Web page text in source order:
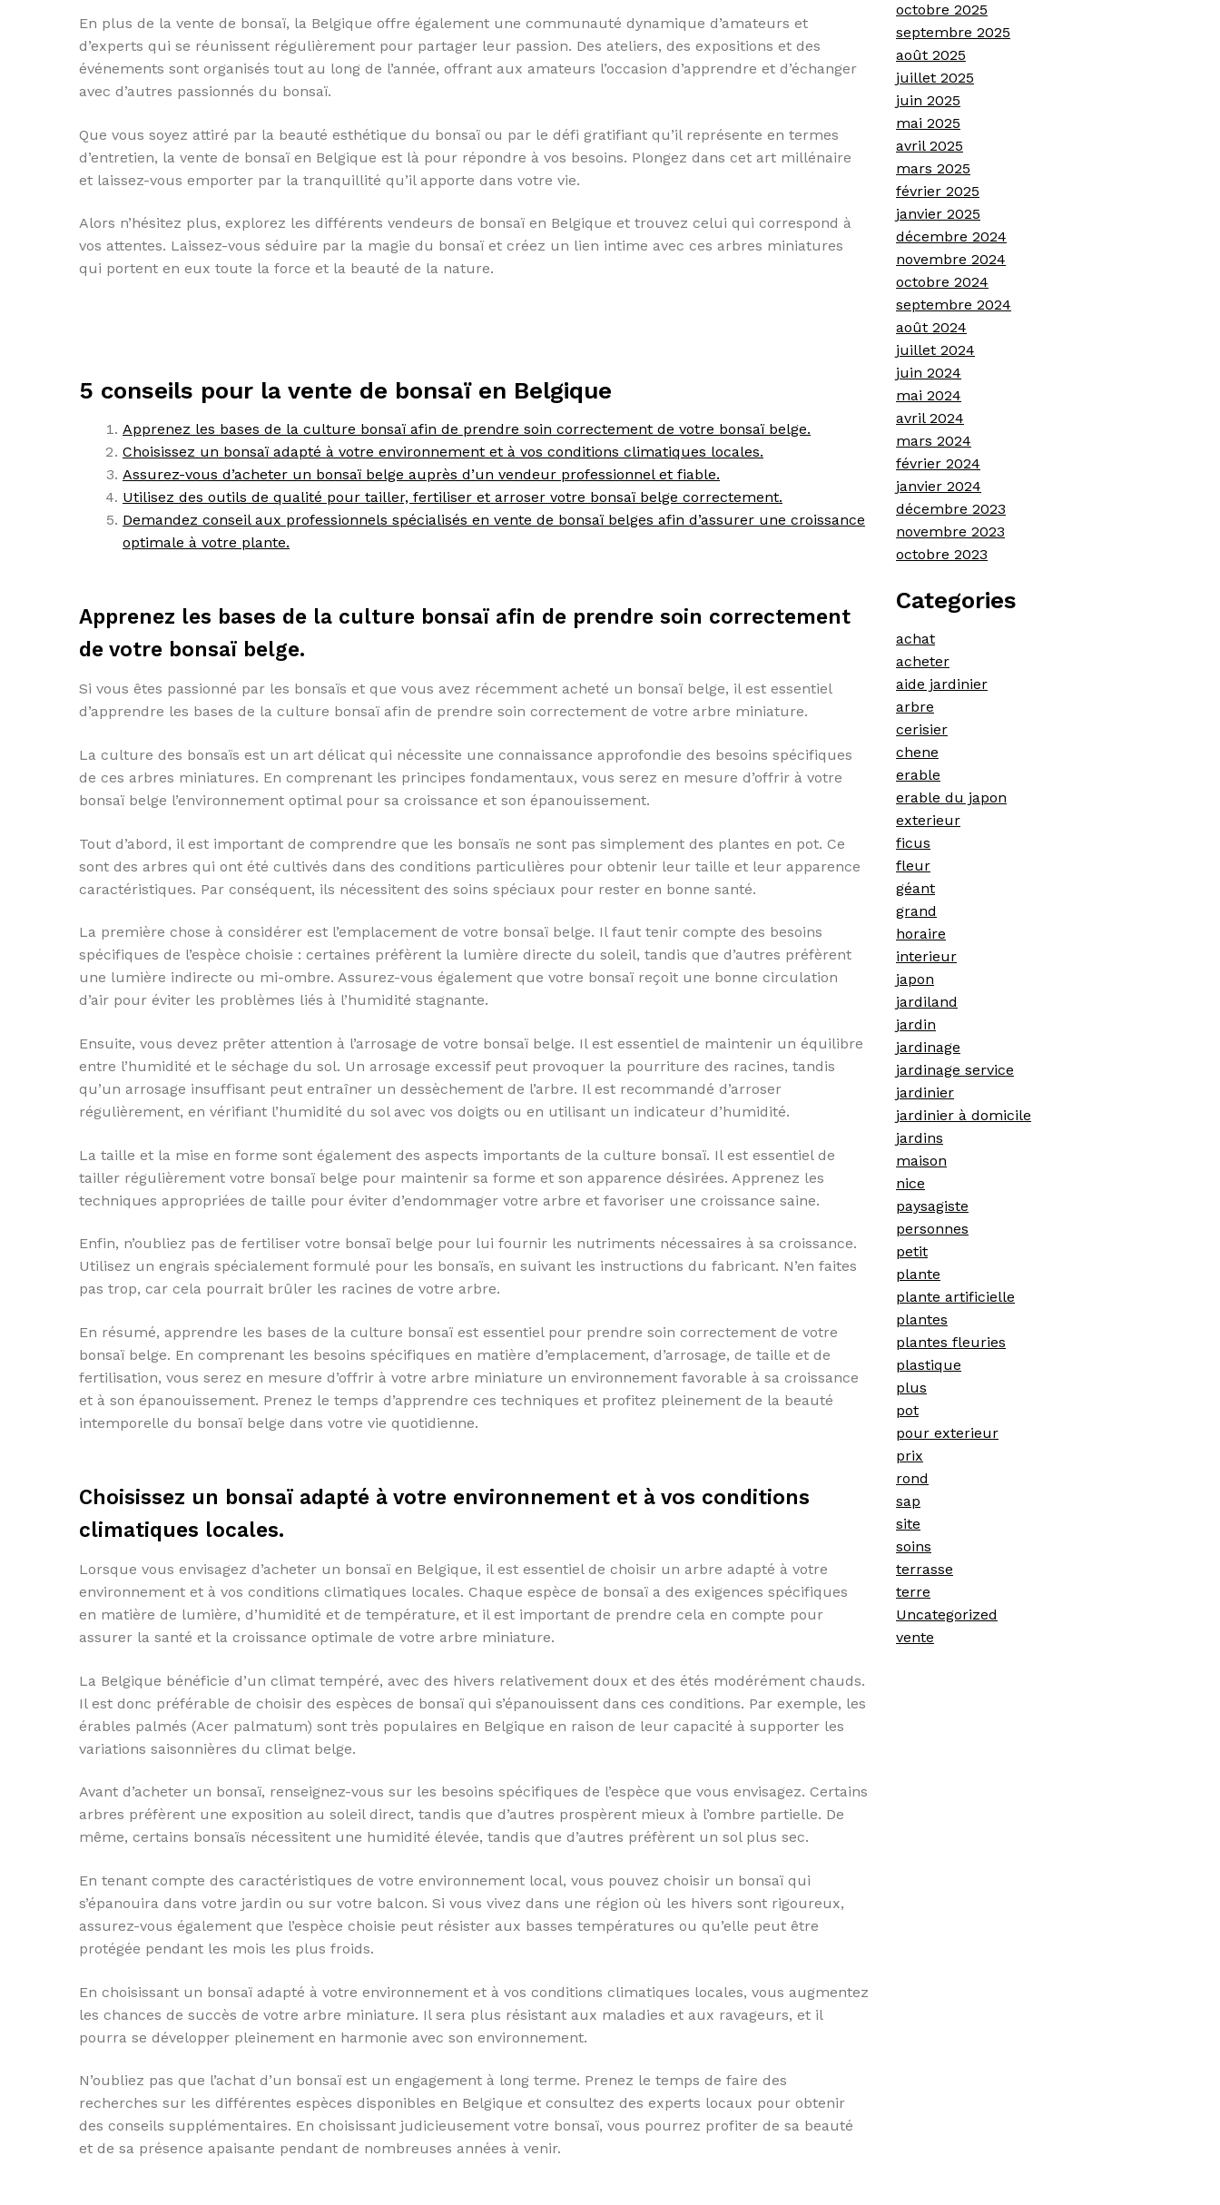
En plus de la vente de bonsaï, la Belgique offre également une communauté dynamique d’amateurs et
d’experts qui se réunissent régulièrement pour partager leur passion. Des ateliers, des expositions et des
événements sont organisés tout au long de l’année, offrant aux amateurs l’occasion d’apprendre et d’échanger
avec d’autres passionnés du bonsaï.
Que vous soyez attiré par la beauté esthétique du bonsaï ou par le défi gratifiant qu’il représente en termes
d’entretien, la vente de bonsaï en Belgique est là pour répondre à vos besoins. Plongez dans cet art millénaire
et laissez-vous emporter par la tranquillité qu’il apporte dans votre vie.
Alors n’hésitez plus, explorez les différents vendeurs de bonsaï en Belgique et trouvez celui qui correspond à
vos attentes. Laissez-vous séduire par la magie du bonsaï et créez un lien intime avec ces arbres miniatures
qui portent en eux toute la force et la beauté de la nature.
5 conseils pour la vente de bonsaï en Belgique
Apprenez les bases de la culture bonsaï afin de prendre soin correctement de votre bonsaï belge.
Choisissez un bonsaï adapté à votre environnement et à vos conditions climatiques locales.
Assurez-vous d’acheter un bonsaï belge auprès d’un vendeur professionnel et fiable.
Utilisez des outils de qualité pour tailler, fertiliser et arroser votre bonsaï belge correctement.
Demandez conseil aux professionnels spécialisés en vente de bonsaï belges afin d’assurer une croissance
optimale à votre plante.
Apprenez les bases de la culture bonsaï afin de prendre soin correctement
de votre bonsaï belge.
Si vous êtes passionné par les bonsaïs et que vous avez récemment acheté un bonsaï belge, il est essentiel
d’apprendre les bases de la culture bonsaï afin de prendre soin correctement de votre arbre miniature.
La culture des bonsaïs est un art délicat qui nécessite une connaissance approfondie des besoins spécifiques
de ces arbres miniatures. En comprenant les principes fondamentaux, vous serez en mesure d’offrir à votre
bonsaï belge l’environnement optimal pour sa croissance et son épanouissement.
Tout d’abord, il est important de comprendre que les bonsaïs ne sont pas simplement des plantes en pot. Ce
sont des arbres qui ont été cultivés dans des conditions particulières pour obtenir leur taille et leur apparence
caractéristiques. Par conséquent, ils nécessitent des soins spéciaux pour rester en bonne santé.
La première chose à considérer est l’emplacement de votre bonsaï belge. Il faut tenir compte des besoins
spécifiques de l’espèce choisie : certaines préfèrent la lumière directe du soleil, tandis que d’autres préfèrent
une lumière indirecte ou mi-ombre. Assurez-vous également que votre bonsaï reçoit une bonne circulation
d’air pour éviter les problèmes liés à l’humidité stagnante.
Ensuite, vous devez prêter attention à l’arrosage de votre bonsaï belge. Il est essentiel de maintenir un équilibre
entre l’humidité et le séchage du sol. Un arrosage excessif peut provoquer la pourriture des racines, tandis
qu’un arrosage insuffisant peut entraîner un dessèchement de l’arbre. Il est recommandé d’arroser
régulièrement, en vérifiant l’humidité du sol avec vos doigts ou en utilisant un indicateur d’humidité.
La taille et la mise en forme sont également des aspects importants de la culture bonsaï. Il est essentiel de
tailler régulièrement votre bonsaï belge pour maintenir sa forme et son apparence désirées. Apprenez les
techniques appropriées de taille pour éviter d’endommager votre arbre et favoriser une croissance saine.
Enfin, n’oubliez pas de fertiliser votre bonsaï belge pour lui fournir les nutriments nécessaires à sa croissance.
Utilisez un engrais spécialement formulé pour les bonsaïs, en suivant les instructions du fabricant. N’en faites
pas trop, car cela pourrait brûler les racines de votre arbre.
En résumé, apprendre les bases de la culture bonsaï est essentiel pour prendre soin correctement de votre
bonsaï belge. En comprenant les besoins spécifiques en matière d’emplacement, d’arrosage, de taille et de
fertilisation, vous serez en mesure d’offrir à votre arbre miniature un environnement favorable à sa croissance
et à son épanouissement. Prenez le temps d’apprendre ces techniques et profitez pleinement de la beauté
intemporelle du bonsaï belge dans votre vie quotidienne.
Choisissez un bonsaï adapté à votre environnement et à vos conditions
climatiques locales.
Lorsque vous envisagez d’acheter un bonsaï en Belgique, il est essentiel de choisir un arbre adapté à votre
environnement et à vos conditions climatiques locales. Chaque espèce de bonsaï a des exigences spécifiques
en matière de lumière, d’humidité et de température, et il est important de prendre cela en compte pour
assurer la santé et la croissance optimale de votre arbre miniature.
La Belgique bénéficie d’un climat tempéré, avec des hivers relativement doux et des étés modérément chauds.
Il est donc préférable de choisir des espèces de bonsaï qui s’épanouissent dans ces conditions. Par exemple, les
érables palmés (Acer palmatum) sont très populaires en Belgique en raison de leur capacité à supporter les
variations saisonnières du climat belge.
Avant d’acheter un bonsaï, renseignez-vous sur les besoins spécifiques de l’espèce que vous envisagez. Certains
arbres préfèrent une exposition au soleil direct, tandis que d’autres prospèrent mieux à l’ombre partielle. De
même, certains bonsaïs nécessitent une humidité élevée, tandis que d’autres préfèrent un sol plus sec.
En tenant compte des caractéristiques de votre environnement local, vous pouvez choisir un bonsaï qui
s’épanouira dans votre jardin ou sur votre balcon. Si vous vivez dans une région où les hivers sont rigoureux,
assurez-vous également que l’espèce choisie peut résister aux basses températures ou qu’elle peut être
protégée pendant les mois les plus froids.
En choisissant un bonsaï adapté à votre environnement et à vos conditions climatiques locales, vous augmentez
les chances de succès de votre arbre miniature. Il sera plus résistant aux maladies et aux ravageurs, et il
pourra se développer pleinement en harmonie avec son environnement.
N’oubliez pas que l’achat d’un bonsaï est un engagement à long terme. Prenez le temps de faire des
recherches sur les différentes espèces disponibles en Belgique et consultez des experts locaux pour obtenir
des conseils supplémentaires. En choisissant judicieusement votre bonsaï, vous pourrez profiter de sa beauté
et de sa présence apaisante pendant de nombreuses années à venir.
octobre 2025
septembre 2025
août 2025
juillet 2025
juin 2025
mai 2025
avril 2025
mars 2025
février 2025
janvier 2025
décembre 2024
novembre 2024
octobre 2024
septembre 2024
août 2024
juillet 2024
juin 2024
mai 2024
avril 2024
mars 2024
février 2024
janvier 2024
décembre 2023
novembre 2023
octobre 2023
Categories
achat
acheter
aide jardinier
arbre
cerisier
chene
erable
erable du japon
exterieur
ficus
fleur
géant
grand
horaire
interieur
japon
jardiland
jardin
jardinage
jardinage service
jardinier
jardinier à domicile
jardins
maison
nice
paysagiste
personnes
petit
plante
plante artificielle
plantes
plantes fleuries
plastique
plus
pot
pour exterieur
prix
rond
sap
site
soins
terrasse
terre
Uncategorized
vente